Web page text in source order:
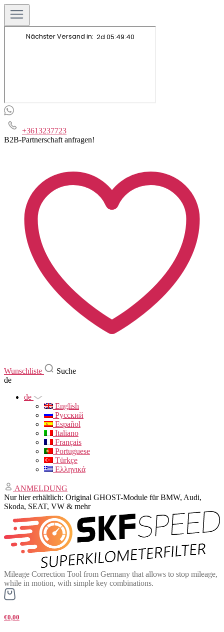
+3613237723
B2B-Partnerschaft anfragen!
Wunschliste
Suche
de
de
English
Русский
Español
Italiano
Français
Portuguese
Türkçe
Ελληνικά
ANMELDUNG
Nur hier erhältlich: Original GHOST-Module für BMW, Audi,
Skoda, SEAT, VW & mehr
Mileage Correction Tool from Germany that allows to stop mileage,
while in motion, with simple key combinations.
€0,00